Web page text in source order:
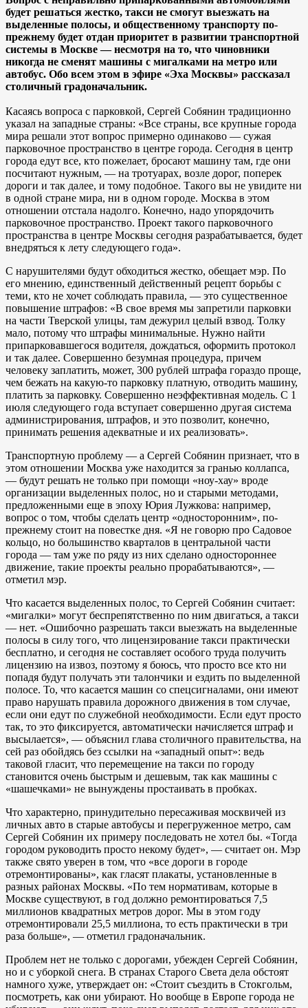
будет решаться жестко, такси не смогут выезжать на
выделенные полосы, и общественному транспорту по-
прежнему будет отдан приоритет в развитии транспортной
системы в Москве — несмотря на то, что чиновники
никогда не сменят машины с мигалками на метро или
автобус. Обо всем этом в эфире «Эха Москвы» рассказал
столичный градоначальник.
Касаясь вопроса с парковкой, Сергей Собянин традиционно
указал на западные страны: «Все страны, все крупные города
мира решали этот вопрос примерно одинаково — сужая
парковочное пространство в центре города. Сегодня в центр
города едут все, кто пожелает, бросают машину там, где они
посчитают нужным, — на тротуарах, возле дорог, поперек
дороги и так далее, и тому подобное. Такого вы не увидите ни
в одной стране мира, ни в одном городе. Москва в этом
отношении отстала надолго. Конечно, надо упорядочить
парковочное пространство. Проект такого парковочного
пространства в центре Москвы сегодня разрабатывается, будет
внедряться к лету следующего года».
С нарушителями будут обходиться жестко, обещает мэр. По
его мнению, единственный действенный рецепт борьбы с
теми, кто не хочет соблюдать правила, — это существенное
повышение штрафов: «В свое время мы запретили парковки
на части Тверской улицы, там дежурил целый взвод. Толку
мало, потому что штрафы минимальные. Нужно найти
припарковавшегося водителя, дождаться, оформить протокол
и так далее. Совершенно безумная процедура, причем
человеку заплатить, может, 300 рублей штрафа гораздо проще,
чем бежать на какую-то парковку платную, отводить машину,
платить за парковку. Совершенно неэффективная модель. С 1
июля следующего года вступает совершенно другая система
администрирования, штрафов, и это позволит, конечно,
принимать решения адекватные и их реализовать».
Транспортную проблему — а Сергей Собянин признает, что в
этом отношении Москва уже находится за гранью коллапса,
— будут решать не только при помощи «ноу-хау» вроде
организации выделенных полос, но и старыми методами,
предложенными еще в эпоху Юрия Лужкова: например,
вопрос о том, чтобы сделать центр «односторонним», по-
прежнему стоит на повестке дня. «Я не говорю про Садовое
кольцо, но большинство кварталов в центральной части
города — там уже по ряду из них сделано одностороннее
движение, такие проекты реально прорабатываются», —
отметил мэр.
Что касается выделенных полос, то Сергей Собянин считает:
«мигалки» могут беспрепятственно по ним двигаться, а такси
— нет. «Ошибочно разрешать такси выезжать на выделенные
полосы в силу того, что лицензирование такси практически
бесплатно, и сегодня не составляет особого труда получить
лицензию на извоз, поэтому я боюсь, что просто все кто ни
попадя будут получать эти талончики и ездить по выделенной
полосе. То, что касается машин со спецсигналами, они имеют
право нарушать правила дорожного движения в том случае,
если они едут по служебной необходимости. Если едут просто
так, то это фиксируется, автоматически начисляется штраф и
высылается», — объяснил глава столичного правительства, на
сей раз обойдясь без ссылки на «западный опыт»: ведь
таковой гласит, что перемещение на такси по городу
становится очень быстрым и дешевым, так как машины с
«шашечками» не вынуждены простаивать в пробках.
Что характерно, принудительно пересаживая москвичей из
личных авто в старые автобусы и перегруженное метро, сам
Сергей Собянин их примеру последовать не хотел бы. «Тогда
городом руководить просто некому будет», — считает он. Мэр
также свято уверен в том, что «все дороги в городе
отремонтированы», как гласят плакаты, установленные в
разных районах Москвы. «По тем нормативам, которые в
Москве существуют, в год должно ремонтироваться 7,5
миллионов квадратных метров дорог. Мы в этом году
отремонтировали 25,5 миллиона, то есть практически в три
раза больше», — отметил градоначальник.
Проблем нет не только с дорогами, убежден Сергей Собянин,
но и с уборкой снега. В странах Старого Света дела обстоят
намного хуже, утверждает он: «Стоит съездить в Стокгольм,
посмотреть, как они убирают. Но вообще в Европе города не